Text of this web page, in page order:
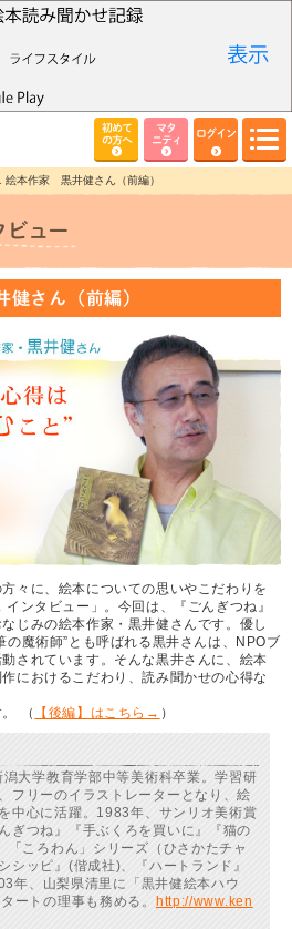
初めて
の方へ
マタ
ニティ
ログイン
絵本作家 黒井健さん（前編）
さん（前編）
々に、絵本についての思いやこだわりを
ンタビュー」。今回は、『ごんぎつね』
じみの絵本作家・黒井健さんです。優し
の魔術師”とも呼ばれる黒井さんは、NPOブ
されています。そんな黒井さんに、絵本
におけるこだわり、読み聞かせの心得な
（
【後編】はこちら→ ）
大学教育学部中等美術科卒業。学習研
フリーのイラストレーターとなり、絵
中心に活躍。1983年、サンリオ美術賞
ぎつね』『手ぶくろを買いに』『猫の
「ころわん」シリーズ（ひさかたチャ
シッピ』(偕成社)、『ハートランド』
年、山梨県清里に「黒井健絵本ハウ
ートの理事も務める。
http://www.ken